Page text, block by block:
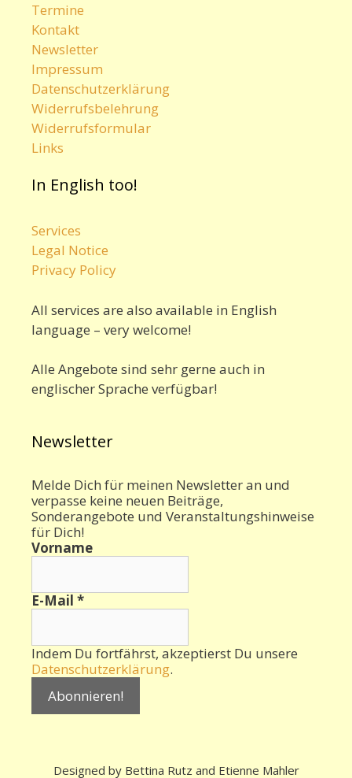
Termine
Kontakt
Newsletter
Impressum
Datenschutzerklärung
Widerrufsbelehrung
Widerrufsformular
Links
In English too!
Services
Legal Notice
Privacy Policy
All services are also available in English
language – very welcome!
Alle Angebote sind sehr gerne auch in
englischer Sprache verfügbar!
Newsletter
Melde Dich für meinen Newsletter an und
verpasse keine neuen Beiträge,
Sonderangebote und Veranstaltungshinweise
für Dich!
Vorname
E-Mail *
Indem Du fortfährst, akzeptierst Du unsere
Datenschutzerklärung.
Designed by Bettina Rutz and Etienne Mahler